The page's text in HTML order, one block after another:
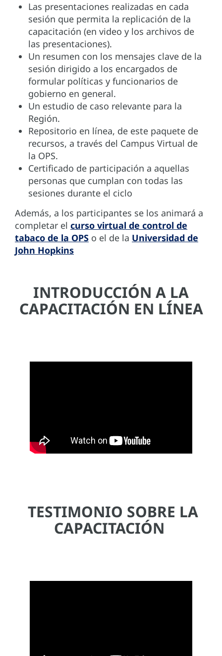
Las presentaciones realizadas en cada
sesión que permita la replicación de la
capacitación (en video y los archivos de
las presentaciones).
Un resumen con los mensajes clave de la
sesión dirigido a los encargados de
formular políticas y funcionarios de
gobierno en general.
Un estudio de caso relevante para la
Región.
Repositorio en línea, de este paquete de
recursos, a través del Campus Virtual de
la OPS.
Certificado de participación a aquellas
personas que cumplan con todas las
sesiones durante el ciclo
Además, a los participantes se los animará a
completar el curso virtual de control de
tabaco de la OPS o el de la Universidad de
John Hopkins
INTRODUCCIÓN A LA
CAPACITACIÓN EN LÍNEA
TESTIMONIO SOBRE LA
CAPACITACIÓN